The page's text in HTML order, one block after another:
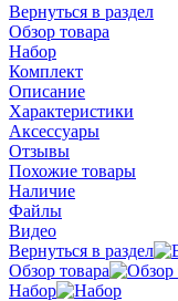
Вернуться в раздел
Обзор товара
Набор
Комплект
Описание
Характеристики
Аксессуары
Отзывы
Похожие товары
Наличие
Файлы
Видео
Вернуться в раздел
Обзор товара
Набор